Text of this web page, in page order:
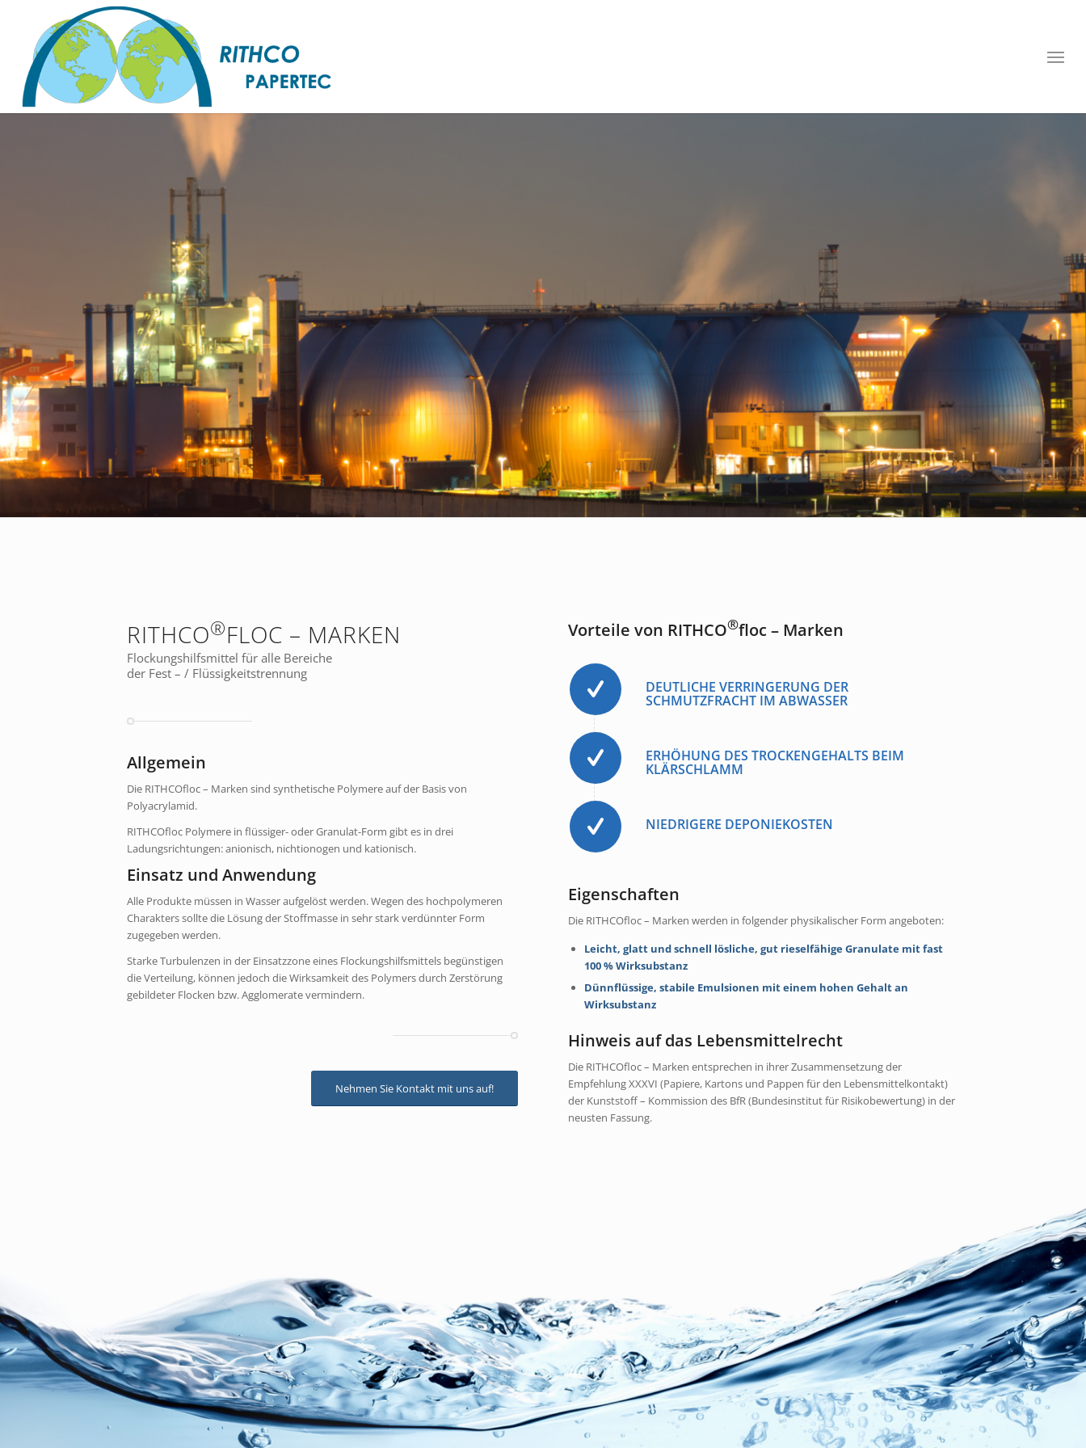
RITHCO®FLOC – MARKEN
Flockungshilfsmittel für alle Bereiche
der Fest – / Flüssigkeitstrennung
Allgemein
Die RITHCOfloc – Marken sind synthetische Polymere auf der Basis von
Polyacrylamid.
RITHCOfloc Polymere in flüssiger- oder Granulat-Form gibt es in drei
Ladungsrichtungen: anionisch, nichtionogen und kationisch.
Einsatz und Anwendung
Alle Produkte müssen in Wasser aufgelöst werden. Wegen des hochpolymeren
Charakters sollte die Lösung der Stoffmasse in sehr stark verdünnter Form
zugegeben werden.
Starke Turbulenzen in der Einsatzzone eines Flockungshilfsmittels begünstigen
die Verteilung, können jedoch die Wirksamkeit des Polymers durch Zerstörung
gebildeter Flocken bzw. Agglomerate vermindern.
Nehmen Sie Kontakt mit uns auf!
Vorteile von RITHCO®floc – Marken
DEUTLICHE VERRINGERUNG DER
SCHMUTZFRACHT IM ABWASSER
ERHÖHUNG DES TROCKENGEHALTS BEIM
KLÄRSCHLAMM
NIEDRIGERE DEPONIEKOSTEN
Eigenschaften
Die RITHCOfloc – Marken werden in folgender physikalischer Form angeboten:
Leicht, glatt und schnell lösliche, gut rieselfähige Granulate mit fast
100 % Wirksubstanz
Dünnflüssige, stabile Emulsionen mit einem hohen Gehalt an
Wirksubstanz
Hinweis auf das Lebensmittelrecht
Die RITHCOfloc – Marken entsprechen in ihrer Zusammensetzung der
Empfehlung XXXVI (Papiere, Kartons und Pappen für den Lebensmittelkontakt)
der Kunststoff – Kommission des BfR (Bundesinstitut für Risikobewertung) in der
neusten Fassung.